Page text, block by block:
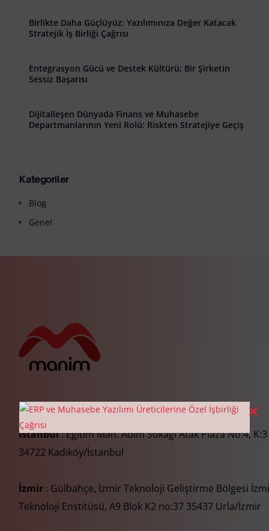
Birlikte Daha Güçlüyüz: Yazılımınıza Değer Katacak
Stratejik İş Birliği Çağrısı
Entegrasyon Gücü ve Destek Kültürü: Bir Şirketin
Sessiz Başarısı
Dijitalleşen Dünyada Finans ve Muhasebe
Departmanlarının Yeni Rolü: Riskten Stratejiye Geçiş
Kategoriler
Blog
Genel
İstanbul: Eğitim Mah. Adım Sokağı Atak Plaza No:4,
34722 Kadıköy/İstanbul
İzmir : Gülbahçe, İzmir Teknoloji Geliştirme Bölgesi
Teknoloji Enstitüsü, A9 Blok K2 no:37 35437 Urla/İzmir